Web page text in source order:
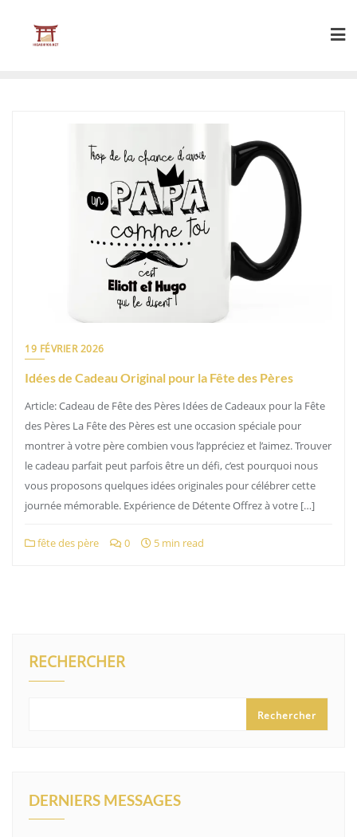
content
19 FÉVRIER 2026
Idées de Cadeau Original pour la Fête des Pères
Article: Cadeau de Fête des Pères Idées de Cadeaux pour la Fête
des Pères La Fête des Pères est une occasion spéciale pour
montrer à votre père combien vous l’appréciez et l’aimez. Trouver
le cadeau parfait peut parfois être un défi, c’est pourquoi nous
vous proposons quelques idées originales pour célébrer cette
journée mémorable. Expérience de Détente Offrez à votre […]
fête des père 0 5 min read
RECHERCHER
Rechercher
DERNIERS MESSAGES